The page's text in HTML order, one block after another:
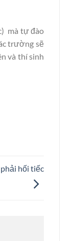
mà tự đào
trường sẽ
và thí sinh
hối tiếc